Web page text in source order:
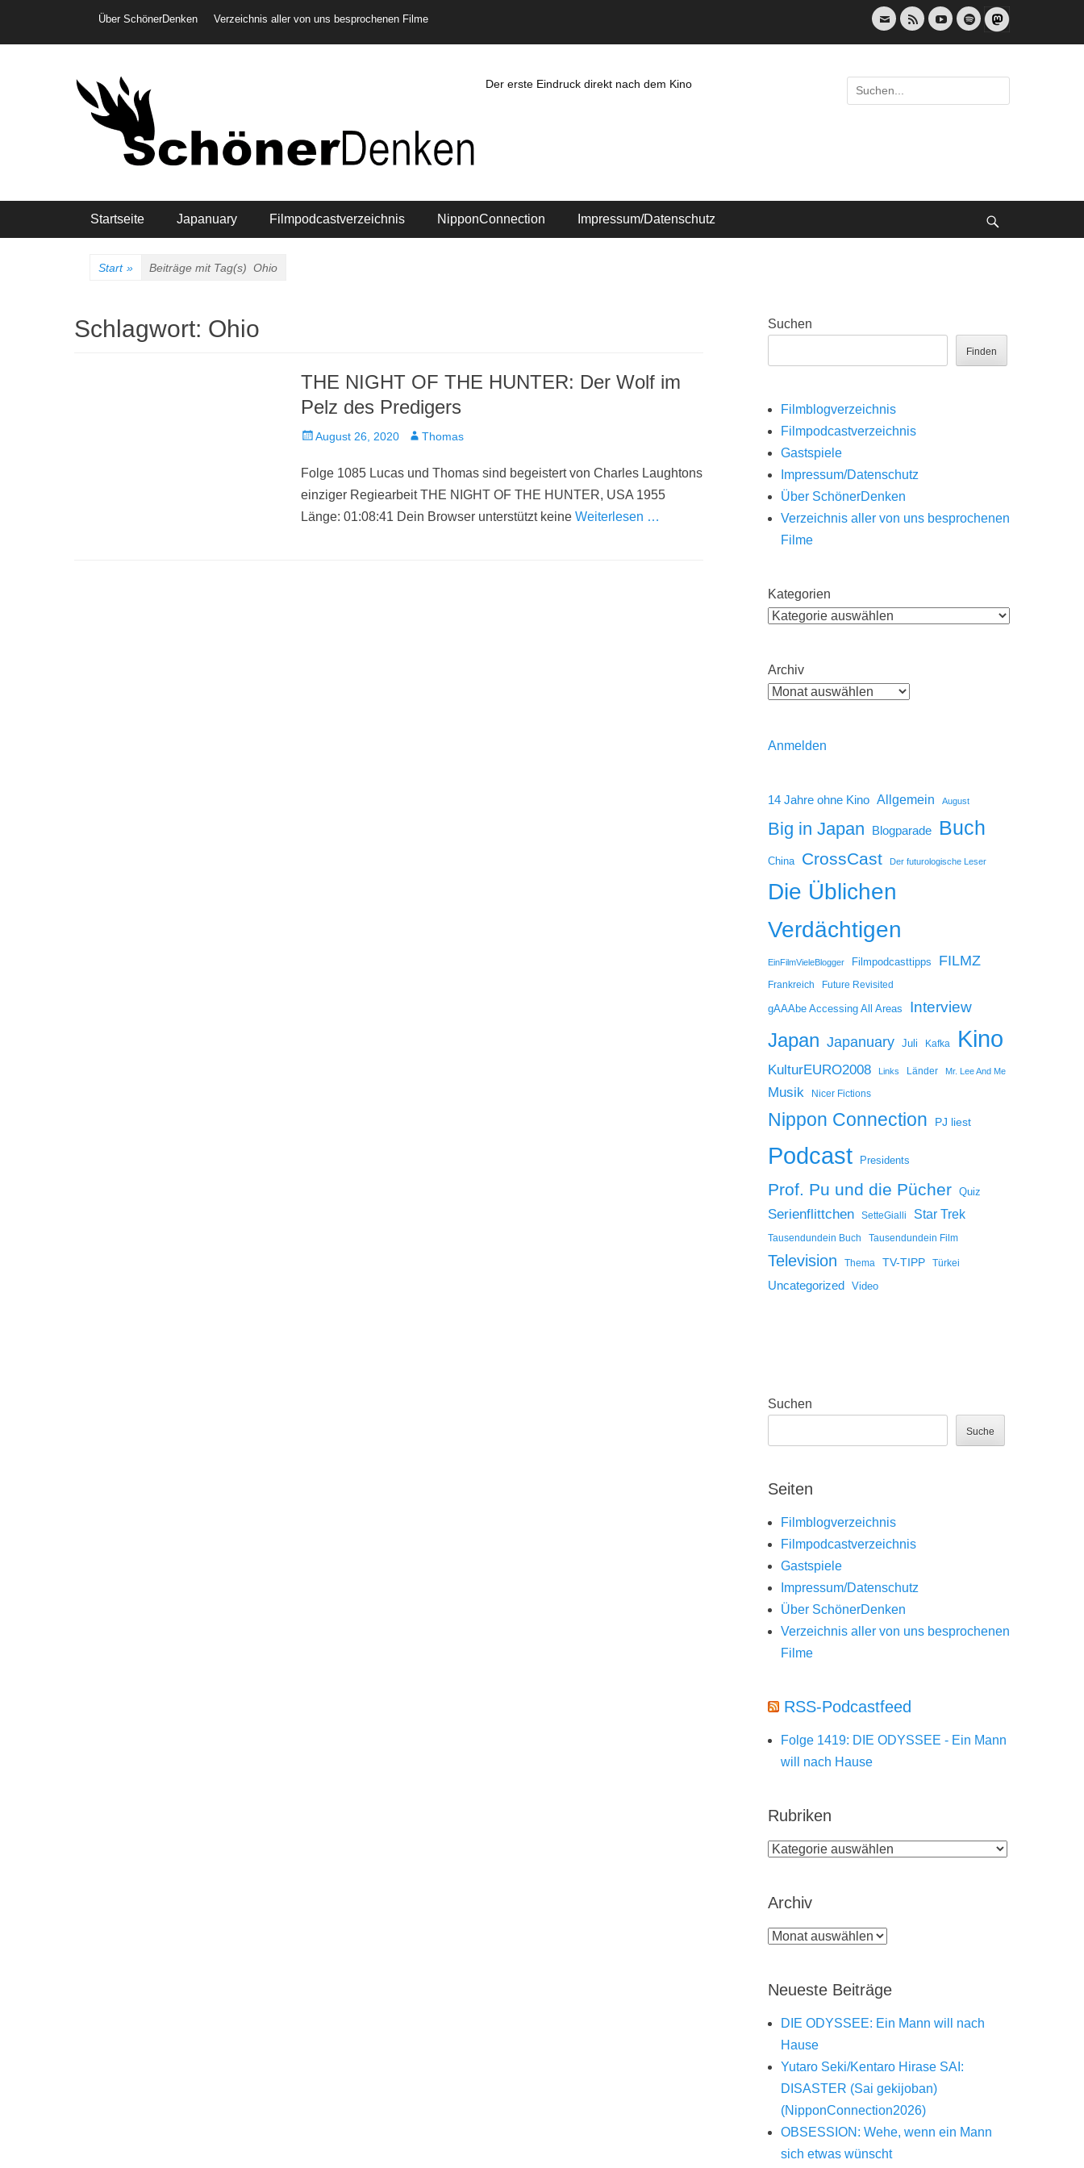
Header-Menü
Über SchönerDenken Verzeichnis aller von uns besprochenen Filme
E-
Mail
Feed YouTubeSpotify
Der erste Eindruck direkt nach dem Kino
Suche
nach:
Hauptmenü
Startseite Japanuary Filmpodcastverzeichnis NipponConnection Impressum/Datenschutz
Start » Beiträge mit Tag(s) Ohio
Schlagwort: Ohio
THE NIGHT OF THE HUNTER: Der Wolf im
Pelz des Predigers
Veröffentlicht
August 26, 2020 AutorThomas
Folge 1085 Lucas und Thomas sind begeistert von Charles Laughtons
einziger Regiearbeit THE NIGHT OF THE HUNTER, USA 1955
Länge: 01:08:41 Dein Browser unterstützt keine Weiterlesen …
Suchen
Finden
Filmblogverzeichnis
Filmpodcastverzeichnis
Gastspiele
Impressum/Datenschutz
Über SchönerDenken
Verzeichnis aller von uns besprochenen
Filme
Kategorien
Archiv
Anmelden
14 Jahre ohne Kino Allgemein August
Big in Japan Blogparade Buch
China CrossCast Der futurologische Leser
Die Üblichen
Verdächtigen
EinFilmVieleBlogger Filmpodcasttipps FILMZ
Frankreich Future Revisited
gAAAbe Accessing All Areas Interview
Japan Japanuary Juli Kafka Kino
KulturEURO2008 Links Länder Mr. Lee And Me
Musik Nicer Fictions
Nippon Connection PJ liest
Podcast Presidents
Prof. Pu und die Pücher Quiz
Serienflittchen SetteGialli Star Trek
Tausendundein Buch Tausendundein Film
Television Thema TV-TIPP Türkei
Uncategorized Video
Suchen
Suche
Seiten
Filmblogverzeichnis
Filmpodcastverzeichnis
Gastspiele
Impressum/Datenschutz
Über SchönerDenken
Verzeichnis aller von uns besprochenen
Filme
RSS-Podcastfeed
Folge 1419: DIE ODYSSEE - Ein Mann
will nach Hause
Rubriken
Rubriken
Archiv
Archiv
Neueste Beiträge
DIE ODYSSEE: Ein Mann will nach
Hause
Yutaro Seki/Kentaro Hirase SAI:
DISASTER (Sai gekijoban)
(NipponConnection2026)
OBSESSION: Wehe, wenn ein Mann
sich etwas wünscht